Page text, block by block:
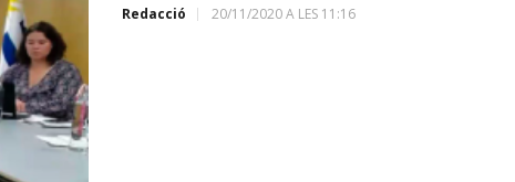
Redacció 20/11/2020 A LES 11:16